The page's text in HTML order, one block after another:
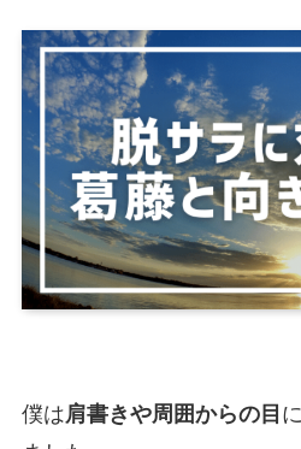
僕は肩書きや周囲からの目